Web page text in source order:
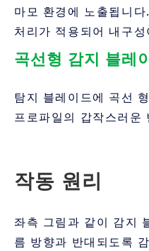
마모 환경에 노출됩니
처리가 적용되어 내구
곡선형 감지 블레
탐지 블레이드에 곡선
프로파일의 갑작스러운
작동 원리
좌측 그림과 같이 감지
름 방향과 반대되도록